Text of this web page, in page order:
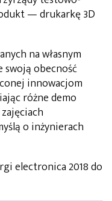
— drukarkę 3D
na własnym
swoją obecność
innowacjom
różne demo
o inżynierach
electronica 2018 do